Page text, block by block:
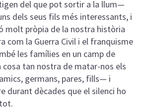
del que pot sortir a la llum—
dels seus fils més interessants, i
molt pròpia de la nostra història
com la Guerra Civil i el franquisme
les famílies en un camp de
cosa tan nostra de matar-nos els
germans, pares, fills— i
durant dècades que el silenci ho